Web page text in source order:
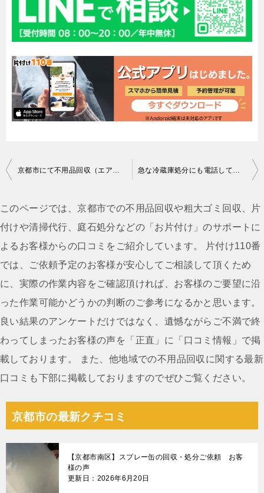
投
ナ
ビ
ゲ
ー
シ
ョ
ン
京都市にて不用品回収（エアコン、家庭ゴミ分別なし、テレビ）ご依頼の匿名希望様の声 急な冷蔵庫処分にも電話してすぐ回収に来てくれた！どこも予約でいっぱいだったのでほっとした、とお喜び頂けました！
このページでは、京都市での不用品回収や粗大ゴミ回収、片
付けや清掃代行、庭石処分などの「お片付け」のサポートに
よるお客様からの口コミをご紹介しています。 片付け110番
では、ご依頼予定のお客様が安心してご相談して頂くため
に、実際の作業内容をご確認頂ければ、お客様のご要望に沿
った作業可能かどうかの判断のご参考になるかと思います。
良い結果のアンケートだけではなく、遺憾ながらご不満で終
わってしまったお客様の声を「正直」に「口コミ情報」で掲
載しております。 また、他地域での不用品回収に関する最新
口コミも下部に掲載しておりますのでぜひご覧ください。
京都市の最新クチコミ
【京都市南区】スプレー缶の回収・処分ご依頼 お客
様の声
更新日：2026年6月20日